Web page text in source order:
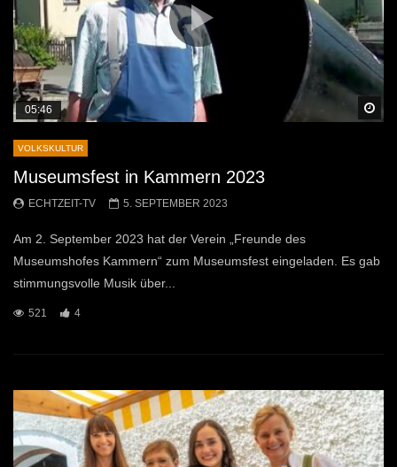
05:46
VOLKSKULTUR
Museumsfest in Kammern 2023
ECHTZEIT-TV 5. SEPTEMBER 2023
Am 2. September 2023 hat der Verein „Freunde des
Museumshofes Kammern“ zum Museumsfest eingeladen. Es gab
stimmungsvolle Musik über...
521 4